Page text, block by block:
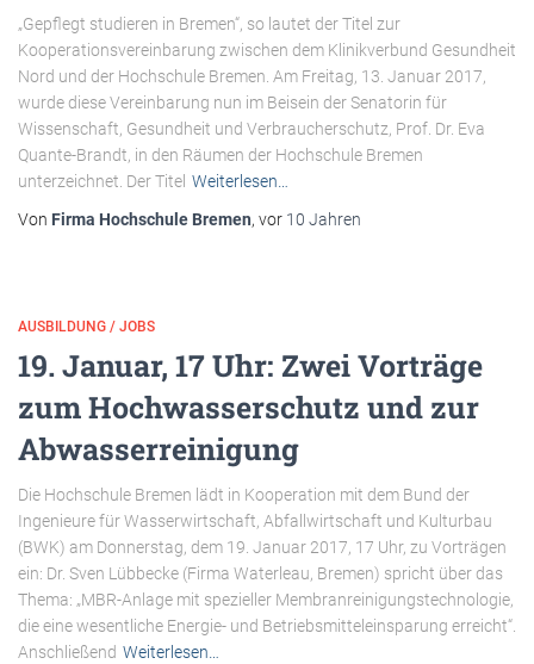
„Gepflegt studieren in Bremen“, so lautet der Titel zur
Kooperationsvereinbarung zwischen dem Klinikverbund Gesundheit
Nord und der Hochschule Bremen. Am Freitag, 13. Januar 2017,
wurde diese Vereinbarung nun im Beisein der Senatorin für
Wissenschaft, Gesundheit und Verbraucherschutz, Prof. Dr. Eva
Quante-Brandt, in den Räumen der Hochschule Bremen
unterzeichnet. Der Titel Weiterlesen…
Von Firma Hochschule Bremen, vor 10 Jahren
AUSBILDUNG / JOBS
19. Januar, 17 Uhr: Zwei Vorträge
zum Hochwasserschutz und zur
Abwasserreinigung
Die Hochschule Bremen lädt in Kooperation mit dem Bund der
Ingenieure für Wasserwirtschaft, Abfallwirtschaft und Kulturbau
(BWK) am Donnerstag, dem 19. Januar 2017, 17 Uhr, zu Vorträgen
ein: Dr. Sven Lübbecke (Firma Waterleau, Bremen) spricht über das
Thema: „MBR-Anlage mit spezieller Membranreinigungstechnologie,
die eine wesentliche Energie- und Betriebsmitteleinsparung erreicht“.
Anschließend Weiterlesen…